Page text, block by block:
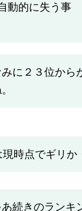
動的に失う事
に２３位から
時点でギリか
あ続きのランキ